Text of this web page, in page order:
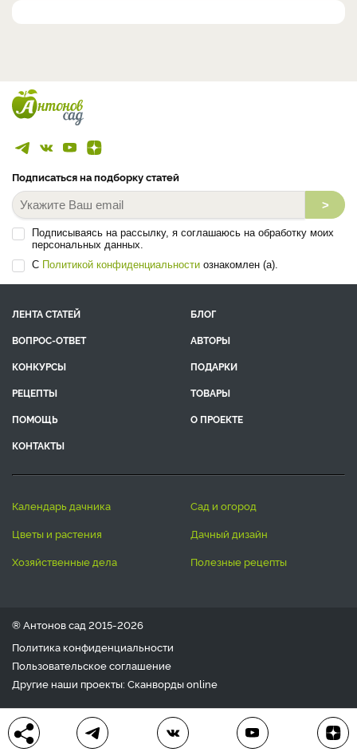
Подписаться на подборку статей
>
Подписываясь на рассылку, я соглашаюсь на обработку моих
персональных данных.
С Политикой конфиденциальности ознакомлен (а).
ЛЕНТА СТАТЕЙ
БЛОГ
ВОПРОС-ОТВЕТ
АВТОРЫ
КОНКУРСЫ
ПОДАРКИ
РЕЦЕПТЫ
ТОВАРЫ
ПОМОЩЬ
О ПРОЕКТЕ
КОНТАКТЫ
календарь дачника
сад и огород
цветы и растения
дачный дизайн
хозяйственные дела
полезные рецепты
® Антонов сад 2015-2026
Политика конфиденциальности
Пользовательское соглашение
Другие наши проекты: Сканвордыonline
Любое использование материала допускается только с
письменного согласия редакции